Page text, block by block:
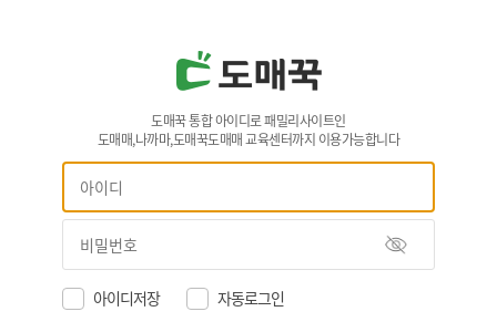
도매꾹 통합 아이디로 패밀리사이트인
도매매,나까마,도매꾹도매매 교육센터까지 이용가능합니다
아이디저장 자동로그인